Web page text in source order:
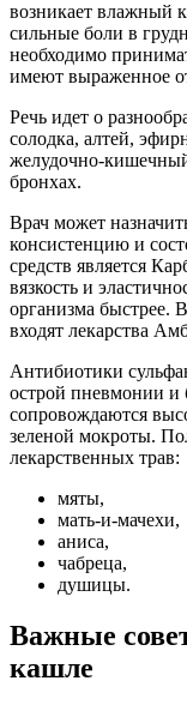
возникает влажный
сильные боли в
необходимо
имеют выраженное
Речь идет о
солодка, алтей,
желудочно-
бронхах.
Врач может
консистенцию и
средств является
вязкость и
организма быстрее.
входят лекарства
Антибиотики
острой пневмонии и
сопровождаются
зеленой мокроты.
лекарственных трав:
мяты,
мать-и-мачехи,
аниса,
чабреца,
душицы.
Важные
кашле